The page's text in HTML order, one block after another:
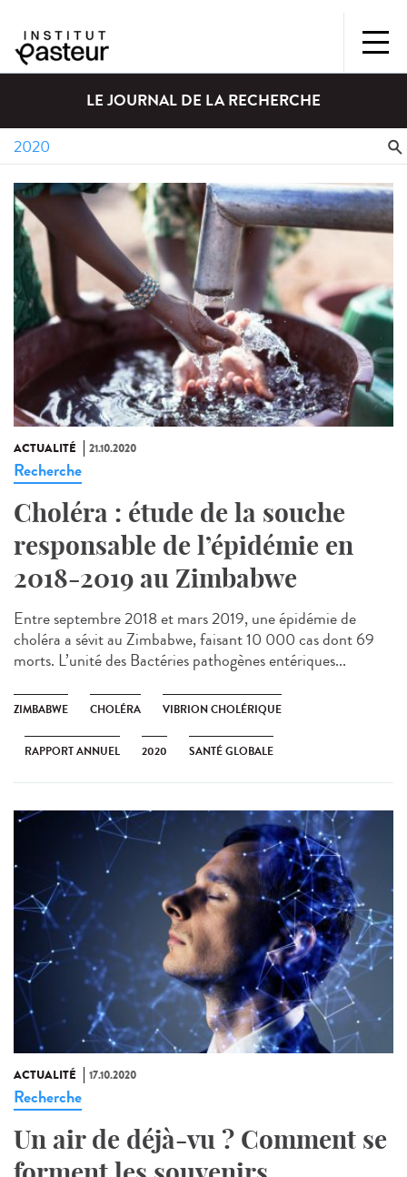
LE JOURNAL DE LA RECHERCHE
ACTUALITÉ 21.10.2020
Recherche
Choléra : étude de la souche
responsable de l’épidémie en
2018-2019 au Zimbabwe
Entre septembre 2018 et mars 2019, une épidémie de
choléra a sévit au Zimbabwe, faisant 10 000 cas dont 69
morts. L’unité des Bactéries pathogènes entériques...
ZIMBABWE CHOLÉRA VIBRION CHOLÉRIQUE
RAPPORT ANNUEL 2020 SANTÉ GLOBALE
ACTUALITÉ 17.10.2020
Recherche
Un air de déjà-vu ? Comment se